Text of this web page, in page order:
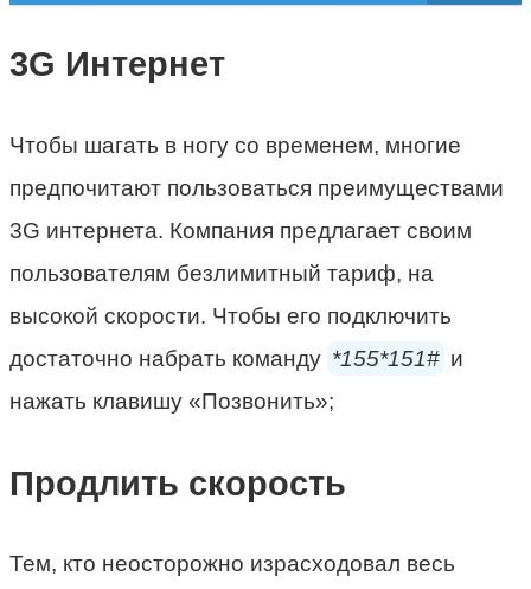
3G Интернет
Чтобы шагать в ногу со временем, многие
предпочитают пользоваться преимуществами
3G интернета. Компания предлагает своим
пользователям безлимитный тариф, на
высокой скорости. Чтобы его подключить
достаточно набрать команду *155*151# и
нажать клавишу «Позвонить»;
Продлить скорость
Тем, кто неосторожно израсходовал весь